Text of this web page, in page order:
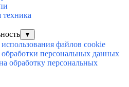
техника
▼
файлов cookie
персональных данных
обработку персональных